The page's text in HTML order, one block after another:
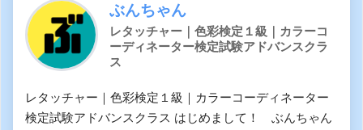
ぶんちゃん
レタッチャー｜色彩検定１級｜カラーコ
ーディネーター検定試験アドバンスクラ
ス
レタッチャー｜色彩検定１級｜カラーコーディネーター
検定試験アドバンスクラス はじめまして！ ぶんちゃん